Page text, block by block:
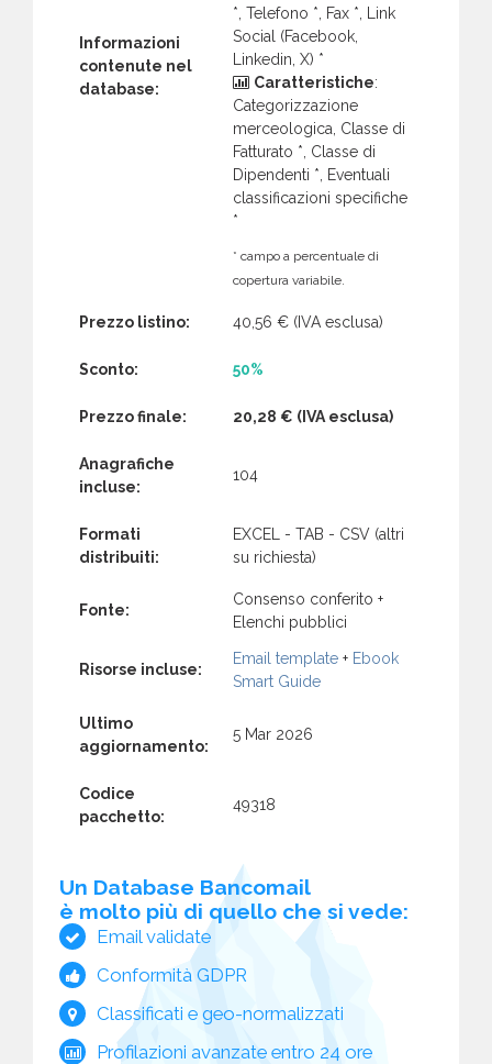
Informazioni
contenute nel
database:
*, Telefono *, Fax *, Link
Social (Facebook,
Linkedin, X) *
Caratteristiche:
Categorizzazione
merceologica, Classe di
Fatturato *, Classe di
Dipendenti *, Eventuali
classificazioni specifiche
*
* campo a percentuale di
copertura variabile.
Prezzo listino: 40,56 € (IVA esclusa)
Sconto: 50%
Prezzo finale: 20,28 € (IVA esclusa)
Anagrafiche
incluse:
104
Formati
distribuiti:
EXCEL - TAB - CSV (altri
su richiesta)
Fonte:
Consenso conferito +
Elenchi pubblici
Risorse incluse:
Email template + Ebook
Smart Guide
Ultimo
aggiornamento:
5 Mar 2026
Codice
pacchetto:
49318
Un Database Bancomail
è molto più di quello che si vede:
Email validate
Conformità GDPR
Classificati e geo-normalizzati
Profilazioni avanzate entro 24 ore